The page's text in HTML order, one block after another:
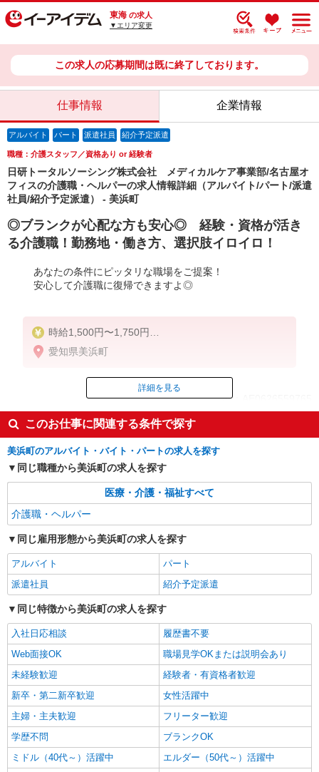
東海 の求人
▼エリア変更
この求人の応募期間は既に終了しております。
仕事情報 企業情報
アルバイト パート 派遣社員 紹介予定派遣
職種：介護スタッフ／資格あり or 経験者
日研トータルソーシング株式会社 メディカルケア事業部/名古屋オ
フィスの介護職・ヘルパーの求人情報詳細（アルバイト/パート/派遣
社員/紹介予定派遣） - 美浜町
◎ブランクが心配な方も安心◎ 経験・資格が活き
る介護職！勤務地・働き方、選択肢イロイロ！
あなたの条件にピッタリな職場をご提案！
安心して介護職に復帰できますよ◎
時給1,500円〜1,750円
◆無資格・経験者：時給1,500円〜
◆初任者研修・経験者：時給1,600円〜
◆介護福祉士：時給1,750円〜
※経験者は3ヶ月以上
※給与幅は経験・能力による
★週払いOK（規定あり）
愛知県美浜町
ID：AE0626559765
掲載期間終了
詳細を見る
このお仕事に関連する条件で探す
美浜町のアルバイト・バイト・パートの求人を探す
同じ職種から美浜町の求人を探す
医療・介護・福祉すべて
介護職・ヘルパー
同じ雇用形態から美浜町の求人を探す
アルバイト
パート
派遣社員
紹介予定派遣
同じ特徴から美浜町の求人を探す
入社日応相談
履歴書不要
Web面接OK
職場見学OKまたは説明会あり
未経験歓迎
経験者・有資格者歓迎
新卒・第二新卒歓迎
女性活躍中
主婦・主夫歓迎
フリーター歓迎
学歴不問
ブランクOK
ミドル（40代～）活躍中
エルダー（50代～）活躍中